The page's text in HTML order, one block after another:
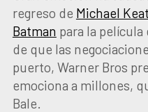
regreso de Michael
Batman para la película
de que las
puerto, Warner Bros
emociona a millones,
Bale.